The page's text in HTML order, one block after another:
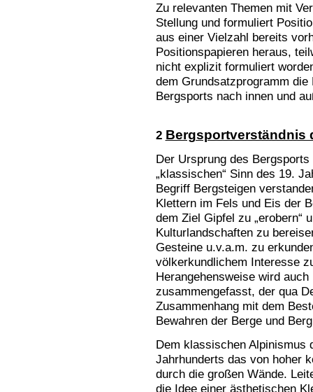
Zu relevanten Themen mit
Stellung und formuliert
aus einer Vielzahl bereits
Positionspapieren heraus,
nicht explizit formuliert
dem Grundsatzprogramm
Bergsports nach innen und
2 Bergsportverständnis
Der Ursprung des
„klassischen“ Sinn des 19.
Begriff Bergsteigen
Klettern im Fels und Eis der
dem Ziel Gipfel zu „erobern“
Kulturlandschaften zu
Gesteine u.v.a.m. zu
völkerkundlichem Interesse
Herangehensweise wird
zusammengefasst, der qua
Zusammenhang mit dem
Bewahren der Berge und
Dem klassischen Alpinismus
Jahrhunderts das von hoher
durch die großen Wände.
die Idee einer ästhetischen